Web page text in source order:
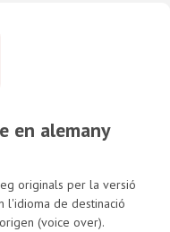
en alemany
originals per la versió
l'idioma de destinació
(voice over).